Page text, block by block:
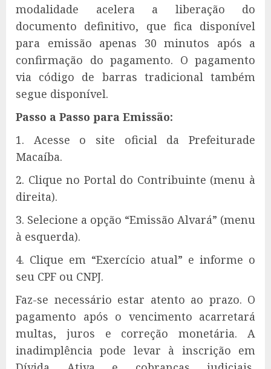
modalidade acelera a liberação do
documento definitivo, que fica disponível
para emissão apenas 30 minutos após a
confirmação do pagamento. O pagamento
via código de barras tradicional também
segue disponível.
Passo a Passo para Emissão:
1. Acesse o site oficial da Prefeiturade
Macaíba.
2. Clique no Portal do Contribuinte (menu à
direita).
3. Selecione a opção “Emissão Alvará” (menu
à esquerda).
4. Clique em “Exercício atual” e informe o
seu CPF ou CNPJ.
Faz-se necessário estar atento ao prazo. O
pagamento após o vencimento acarretará
multas, juros e correção monetária. A
inadimplência pode levar à inscrição em